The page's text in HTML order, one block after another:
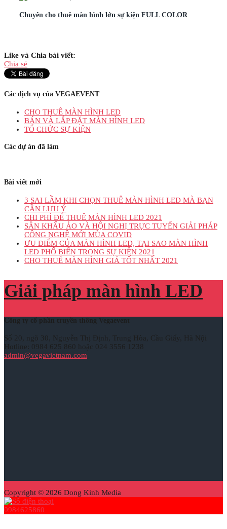
Chuyên cho thuê màn hình lớn sự kiện FULL COLOR
Like và Chia bài viết:
Chia sẻ
Các dịch vụ của VEGAEVENT
CHO THUÊ MÀN HÌNH LED
BÁN VÀ LẮP ĐẶT MÀN HÌNH LED
TỔ CHỨC SỰ KIỆN
Các dự án đã làm
Bài viết mới
3 SAI LẦM KHI CHỌN THUÊ MÀN HÌNH LED MÀ BẠN
CẦN LƯU Ý
CHI PHÍ ĐỂ THUÊ MÀN HÌNH LED 2021
SÂN KHẤU ẢO VÀ HỘI NGHỊ TRỰC TUYẾN GIẢI PHÁP
CÔNG NGHỆ MỚI MÙA COVID
ƯU ĐIỂM CỦA MÀN HÌNH LED, TẠI SAO MÀN HÌNH
LED PHỔ BIẾN TRONG SỰ KIỆN 2021
CHO THUÊ MÀN HÌNH GIÁ TỐT NHẤT 2021
Giải pháp màn hình LED
Công ty cổ phần truyền thông Vegaevent
Số 20, ngõ 30, Nguyễn Thị Định, Trung Hòa, Cầu Giấy, Hà Nội
Hotline: 0984 625 860 hoặc 024 3556 1238
admin@vegavietnam.com
Copyright © 2026 Dong Kinh Media
0984625860